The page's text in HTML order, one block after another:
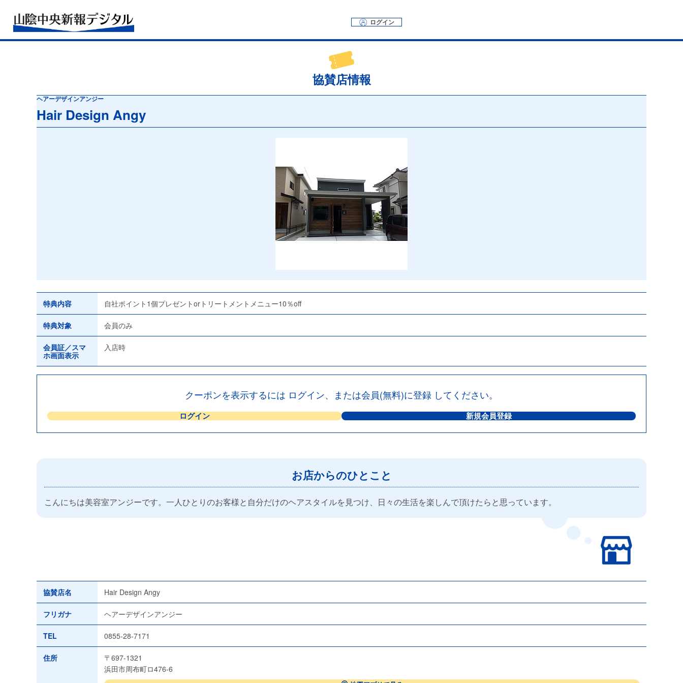
ログイン
協賛店情報
ヘアーデザインアンジー
Hair Design Angy
特典内容 自社ポイント1個プレゼントorトリートメントメニュー10％off
特典対象 会員のみ
会員証／スマ
ホ画面表示
入店時
クーポンを表示するには ログイン、または会員(無料)に登録 してください。
ログイン 新規会員登録
お店からのひとこと
こんにちは美容室アンジーです。一人ひとりのお客様と自分だけのヘアスタイルを見つけ、日々の生活を楽しんで頂けたらと思っています。
協賛店名 Hair Design Angy
フリガナ ヘアーデザインアンジー
TEL 0855-28-7171
住所
〒697-1321
浜田市周布町ロ476-6